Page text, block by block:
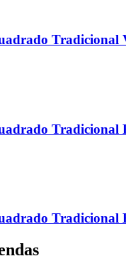
Tradicional
Tradicional
Tradicional